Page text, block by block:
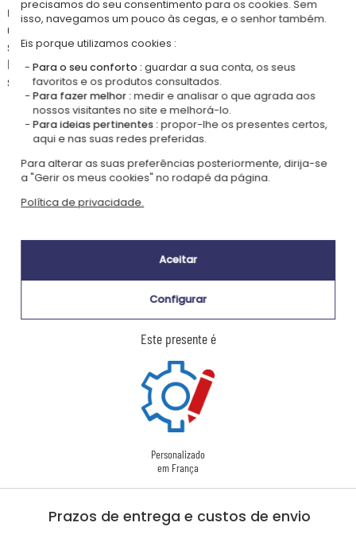
Nossa empresa Kadocom é:
Ecovadis Silver
Membro do
Global Compact
Este presente é
Personalizado
em França
nascimento ou de batismo. Útil, decorativo e pessoal, terá a satisfação
dos pais, sempre ávidos por presentes decorativos de bom gosto, e do
seu filho.
Para tornar esta caixa ainda mais pessoal, você poderá fazer gravar o
seu nome ou um curto texto.
Prazos de entrega e custos de envio
precisamos do seu consentimento para os cookies. Sem
isso, navegamos um pouco às cegas, e o senhor também.
Eis porque utilizamos cookies :
Para o seu conforto : guardar a sua conta, os seus
favoritos e os produtos consultados.
Para fazer melhor :medir e analisar o que agrada aos
nossos visitantes no site e melhorá-lo.
Para ideias pertinentes :propor-lhe os presentes certos,
aqui e nas suas redes preferidas.
Para alterar as suas preferências posteriormente, dirija-se
a "Gerir os meus cookies" no rodapé da página.
Política de privacidade.
Aceitar
Configurar